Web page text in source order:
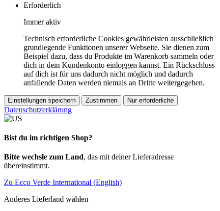
Erforderlich
Immer aktiv
Technisch erforderliche Cookies gewährleisten ausschließlich
grundlegende Funktionen unserer Webseite. Sie dienen zum
Beispiel dazu, dass du Produkte im Warenkorb sammeln oder
dich in dein Kundenkonto einloggen kannst. Ein Rückschluss
auf dich ist für uns dadurch nicht möglich und dadurch
anfallende Daten werden niemals an Dritte weitergegeben.
Einstellungen speichern Zustimmen Nur erforderliche
Datenschutzerklärung
Bist du im richtigen Shop?
Bitte wechsle zum Land, das mit deiner Lieferadresse
übereinstimmt.
Zu Ecco Verde International (English)
Anderes Lieferland wählen